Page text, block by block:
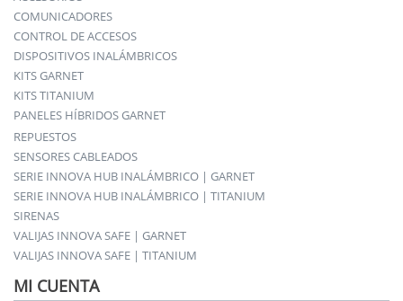
COMUNICADORES
CONTROL DE ACCESOS
DISPOSITIVOS INALÁMBRICOS
KITS GARNET
KITS TITANIUM
PANELES HÍBRIDOS GARNET
REPUESTOS
SENSORES CABLEADOS
SERIE INNOVA HUB INALÁMBRICO | GARNET
SERIE INNOVA HUB INALÁMBRICO | TITANIUM
SIRENAS
VALIJAS INNOVA SAFE | GARNET
VALIJAS INNOVA SAFE | TITANIUM
MI CUENTA